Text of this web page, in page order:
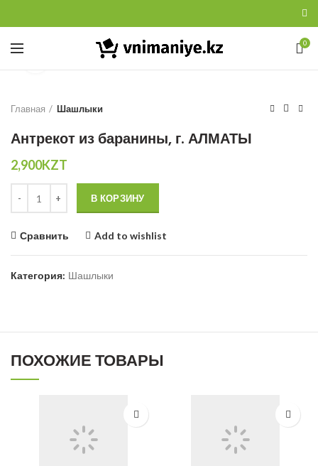
0
Главная Шашлыки
Антрекот из баранины, г. АЛМАТЫ
2,900KZT
В КОРЗИНУ
Сравнить Add to wishlist
Категория: Шашлыки
ПОХОЖИЕ ТОВАРЫ